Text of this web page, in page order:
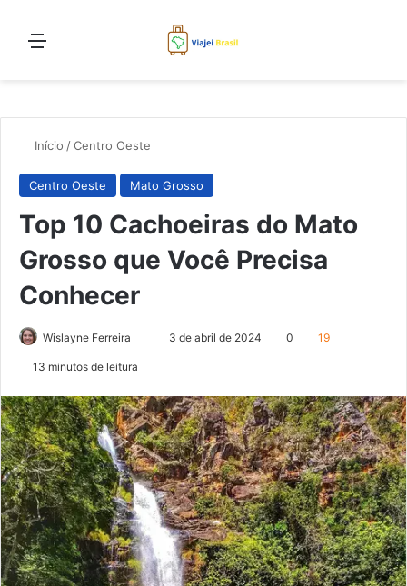
Menu
Início /Centro Oeste
Centro Oeste Mato Grosso
Top 10 Cachoeiras do Mato
Grosso que Você Precisa
Conhecer
Wislayne Ferreira
Mande
mail
3 de abril de 2024 0 19
13 minutos de leitura